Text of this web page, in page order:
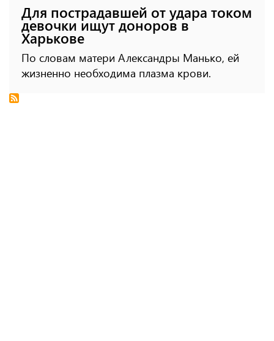
Для пострадавшей от удара током
девочки ищут доноров в
Харькове
По словам матери Александры Манько, ей
жизненно необходима плазма крови.